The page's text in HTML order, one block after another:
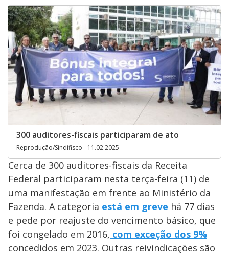
300 auditores-fiscais participaram de ato
Reprodução/Sindifisco - 11.02.2025
Cerca de 300 auditores-fiscais da Receita
Federal participaram nesta terça-feira (11) de
uma manifestação em frente ao Ministério da
Fazenda. A categoria está em greve há 77 dias
e pede por reajuste do vencimento básico, que
foi congelado em 2016, com exceção dos 9%
concedidos em 2023. Outras reivindicações são